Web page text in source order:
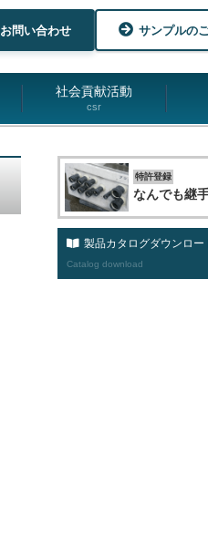
お問い合わせ サンプルの
社会貢献活動
csr
特許登録
なんでも継
製品カタログダウンロー
Catalog download